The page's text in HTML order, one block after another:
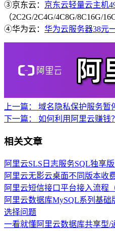
③京东云： 京东云轻量云主机
（2C2G/2C4G/4C8G/8C16G/
④华为云： 华为云服务器38元
上一篇：
域名隐私保护服务暂
下一篇：
如何利用阿里云赚钱？
相关文章
阿里云SLS日志服务SQL独享
阿里云无影云桌面不同版本收
阿里云短信接口平台接入流程
阿里云数据库MySQL系列基
选择问题
一看就懂阿里云数据库共享型/